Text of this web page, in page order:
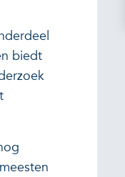
biedt